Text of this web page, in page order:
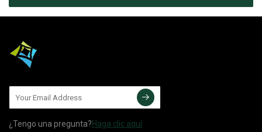
¿Tengo una pregunta?Haga clic aquí